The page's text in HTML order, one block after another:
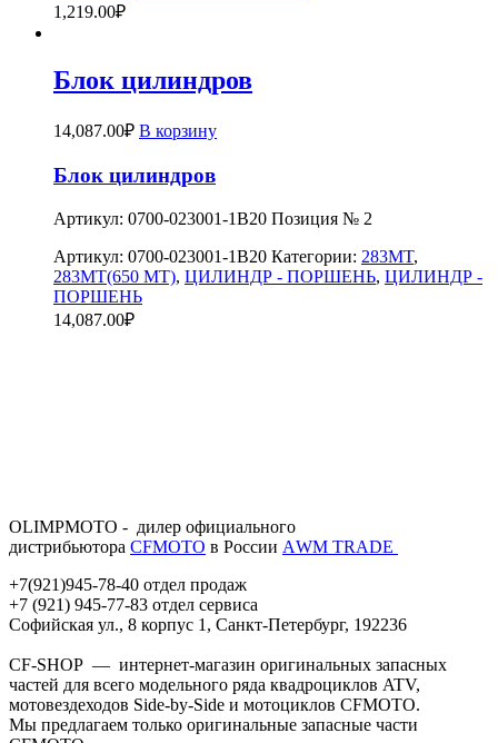
1,219.00₽
Блок цилиндров
14,087.00₽ В корзину
Блок цилиндров
Артикул: 0700-023001-1B20 Позиция № 2
Артикул: 0700-023001-1B20 Категории: 283MT,
283MT(650 MT), ЦИЛИНДР - ПОРШЕНЬ, ЦИЛИНДР -
ПОРШЕНЬ
14,087.00₽
OLIMPMOTO - дилер официального
дистрибьютора CFMOTO в России АWМ TRADE
+7(921)945-78-40 отдел продаж
+7 (921) 945-77-83 отдел сервиса
Софийская ул., 8 корпус 1, Санкт-Петербург, 192236
CF-SHOP — интернет-магазин оригинальных запасных
частей для всего модельного ряда квадроциклов ATV,
мотовездеходов Side-by-Side и мотоциклов CFMOTO.
Мы предлагаем только оригинальные запасные части